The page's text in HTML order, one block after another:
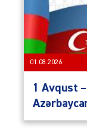
01.08.2026
1 Avqust